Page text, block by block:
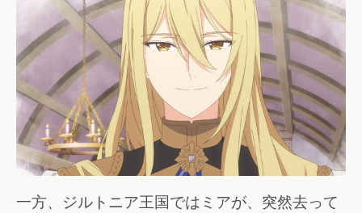
一方、ジルトニア王国ではミアが、突然去って